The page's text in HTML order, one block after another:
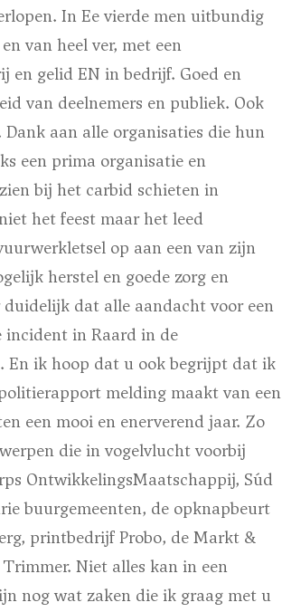
In Ee vierde men uitbundig
van heel ver, met een
en gelid EN in bedrijf. Goed en
van deelnemers en publiek. Ook
aan alle organisaties die hun
een prima organisatie en
bij het carbid schieten in
het feest maar het leed
op aan een van zijn
herstel en goede zorg en
dat alle aandacht voor een
in Raard in de
En ik hoop dat u ook begrijpt dat ik
melding maakt van een
een mooi en enerverend jaar. Zo
die in vogelvlucht voorbij
OntwikkelingsMaatschappij, Súd
buurgemeenten, de opknapbeurt
printbedrijf Probo, de Markt &
Niet alles kan in een
nog wat zaken die ik graag met u